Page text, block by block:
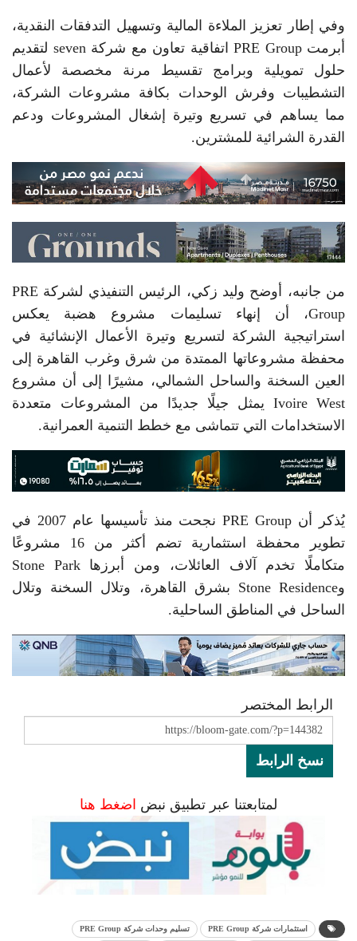
وفي إطار تعزيز الملاءة المالية وتسهيل التدفقات النقدية،
أبرمت PRE Group اتفاقية تعاون مع شركة seven لتقديم
حلول تمويلية وبرامج تقسيط مرنة مخصصة لأعمال
التشطيبات وفرش الوحدات بكافة مشروعات الشركة،
مما يساهم في تسريع وتيرة إشغال المشروعات ودعم
القدرة الشرائية للمشترين.
من جانبه، أوضح وليد زكي، الرئيس التنفيذي لشركة PRE
Group، أن إنهاء تسليمات مشروع هضبة يعكس
استراتيجية الشركة لتسريع وتيرة الأعمال الإنشائية في
محفظة مشروعاتها الممتدة من شرق وغرب القاهرة إلى
العين السخنة والساحل الشمالي، مشيرًا إلى أن مشروع
Ivoire West يمثل جيلًا جديدًا من المشروعات متعددة
الاستخدامات التي تتماشى مع خطط التنمية العمرانية.
يُذكر أن PRE Group نجحت منذ تأسيسها عام 2007 في
تطوير محفظة استثمارية تضم أكثر من 16 مشروعًا
متكاملًا تخدم آلاف العائلات، ومن أبرزها Stone Park
وStone Residence بشرق القاهرة، وتلال السخنة وتلال
الساحل في المناطق الساحلية.
الرابط المختصر
نسخ الرابط
لمتابعتنا عبر تطبيق نبض اضغط هنا
استثمارات شركة PRE Group تسليم وحدات شركة PRE Group